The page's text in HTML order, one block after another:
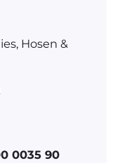
Hosen &
0035 90